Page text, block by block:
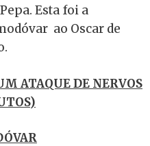
Esta foi a
ao Oscar de
ATAQUE DE NERVOS